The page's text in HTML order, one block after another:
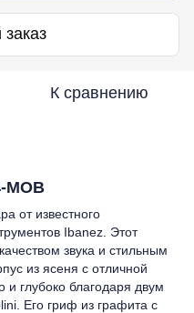
К сравнению
MOB
от известного
Ibanez. Этот
звука и стильным
из ясеня с отличной
и глубоко благодаря двум
Его гриф из графита с